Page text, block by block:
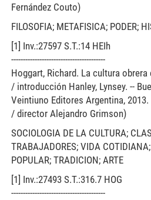
Fernández Couto)
FILOSOFIA; METAFISICA; PODER;
[1] Inv.:27597 S.T.:14 HEIh
----------------------------------------
Hoggart, Richard. La cultura
/ introducción Hanley, Lynsey. --
Veintiuno Editores Argentina,
/ director Alejandro Grimson)
SOCIOLOGIA DE LA CULTURA;
TRABAJADORES; VIDA
POPULAR; TRADICION; ARTE
[1] Inv.:27493 S.T.:316.7 HOG
----------------------------------------